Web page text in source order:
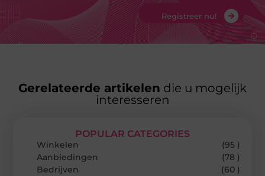
Registreer nu!
Gerelateerde artikelen die u mogelijk
interesseren
POPULAR CATEGORIES
Winkelen
(95 )
Aanbiedingen
(78 )
Bedrijven
(60 )